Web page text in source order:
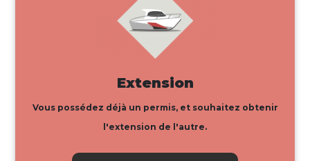
Extension
Vous possédez déjà un permis, et souhaitez obtenir
l'extension de l'autre.